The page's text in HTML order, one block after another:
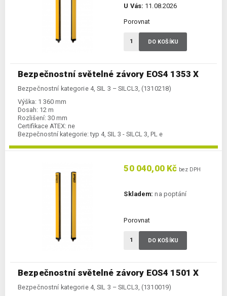
Bezpečnostní světelné závory EOS4 1353 X
Bezpečnostní kategorie 4, SIL 3 – SILCL3, (1310218)
Výška: 1 360 mm
Dosah: 12 m
Rozlišení: 30 mm
Certifikace ATEX: ne
Bezpečnostní kategorie: typ 4, SIL 3 - SILCL 3, PL e
U Vás: 11.08.2026
Porovnat
DO KOŠÍKU
Bezpečnostní světelné závory EOS4 1501 X
Bezpečnostní kategorie 4, SIL 3 – SILCL3, (1310019)
50 040,00 Kč bez DPH
Skladem: na poptání
Porovnat
DO KOŠÍKU